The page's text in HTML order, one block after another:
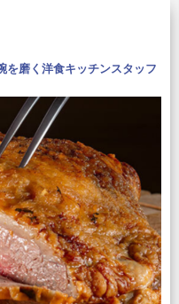
を磨く洋食キッチンスタッフ